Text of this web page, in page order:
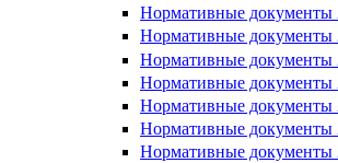
Нормативные документы
Нормативные документы
Нормативные документы
Нормативные документы
Нормативные документы
Нормативные документы
Нормативные документы